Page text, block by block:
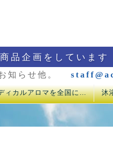
品企画をしています
知らせ他。
ィカルアロマを全国に… 沐